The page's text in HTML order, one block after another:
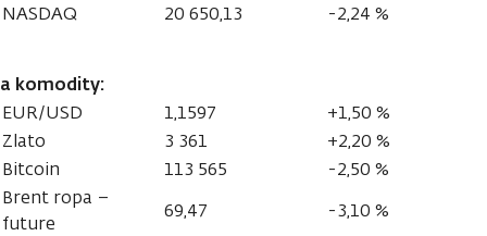
NASDAQ
20 650,13 -2,24 %
a komodity:
EUR/USD 1,1597
+1,50 %
Zlato
3 361
+2,20 %
Bitcoin
113 565
-2,50 %
Brent ropa –
future
69,47
-3,10 %